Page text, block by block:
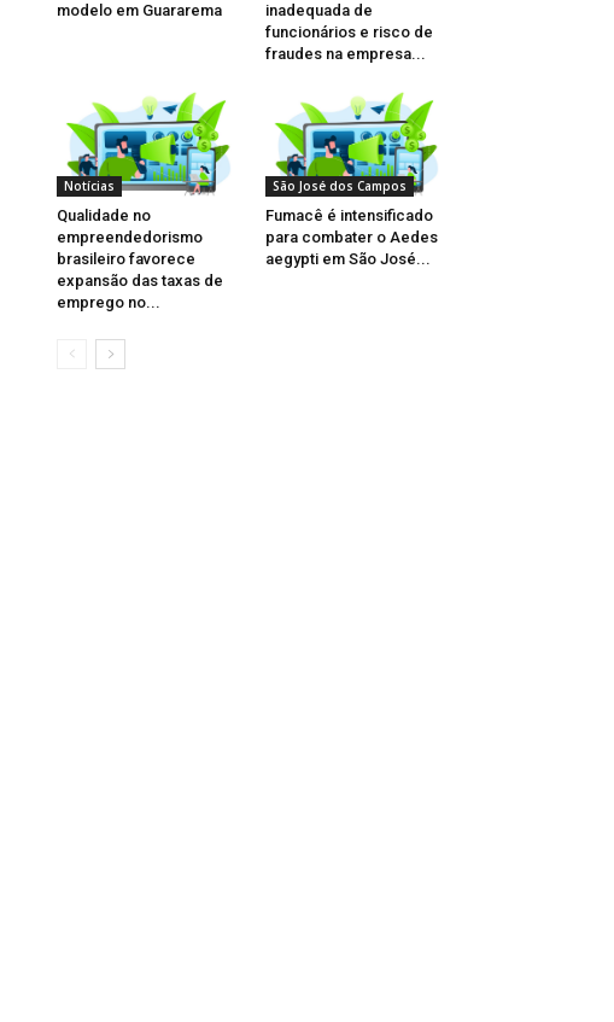
modelo em Guararema
inadequada de
funcionários e risco de
fraudes na empresa...
Notícias
Qualidade no
empreendedorismo
brasileiro favorece
expansão das taxas de
emprego no...
São José dos Campos
Fumacê é intensificado
para combater o Aedes
aegypti em São José...